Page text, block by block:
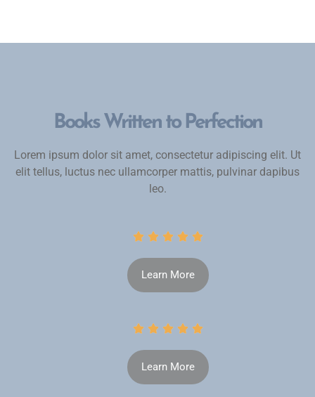
Books Written to Perfection
Lorem ipsum dolor sit amet, consectetur adipiscing elit. Ut
elit tellus, luctus nec ullamcorper mattis, pulvinar dapibus
leo.
    
Learn More
    
Learn More